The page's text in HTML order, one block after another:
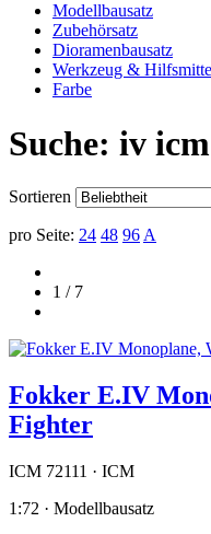
Modellbausatz
Zubehörsatz
Dioramenbausatz
Werkzeug &
Farbe
Suche: iv icm
Sortieren
pro Seite: 24 48 96 A
1 / 7
Fokker E.IV
Fighter
ICM 72111 · ICM
1:72 · Modellbausatz